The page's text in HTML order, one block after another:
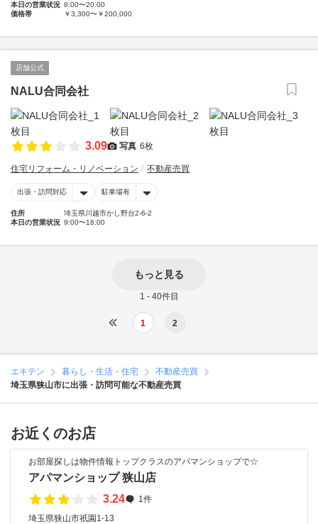
本日の営業状況 8:00〜20:00
価格帯
￥3,300〜￥200,000
店舗公式
NALU合同会社
3.09 写真 6枚
住宅リフォーム・リノベーション 不動産売買
出張・訪問対応 駐車場有
住所
埼玉県川越市かし野台2-6-2
本日の営業状況 9:00〜18:00
もっと見る
1 - 40件目
1 2
エキテン 暮らし・生活・住宅
不動産売買
埼玉県狭山市に出張・訪問可能な不動産売買
お近くのお店
お部屋探しは物件情報トップクラスのアパマンショップで☆
アパマンショップ 狭山店
3.24
1件
埼玉県狭山市祇園1-13